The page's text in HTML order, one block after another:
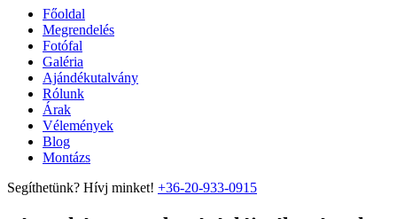
Főoldal
Megrendelés
Fotófal
Galéria
Ajándékutalvány
Rólunk
Árak
Vélemények
Blog
Montázs
Segíthetünk? Hívj minket! +36-20-933-0915